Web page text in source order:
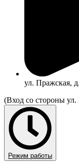
ул. Пражская,
(Вход со стороны
Режим работы